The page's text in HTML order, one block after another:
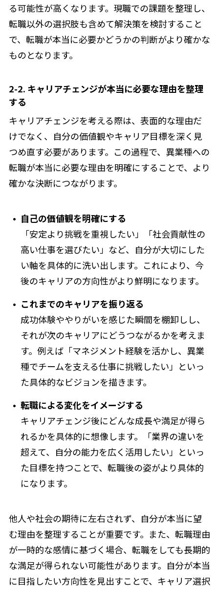
る可能性が高くなります。現職での課題を整理し、
転職以外の選択肢も含めて解決策を検討すること
で、転職が本当に必要かどうかの判断がより確かな
ものとなります。
2-2. キャリアチェンジが本当に必要な理由を整理
する
キャリアチェンジを考える際は、表面的な理由だ
けでなく、自分の価値観やキャリア目標を深く見
つめ直す必要があります。この過程で、異業種への
転職が本当に必要な理由を明確にすることで、より
確かな決断につながります。
自己の価値観を明確にする
「安定より挑戦を重視したい」「社会貢献性の
高い仕事を選びたい」など、自分が大切にした
い軸を具体的に洗い出します。これにより、今
後のキャリアの方向性がより鮮明になります。
これまでのキャリアを振り返る
成功体験ややりがいを感じた瞬間を棚卸しし、
それが次のキャリアにどうつながるかを考えま
す。例えば「マネジメント経験を活かし、異業
種でチームを支える仕事に挑戦したい」といっ
た具体的なビジョンを描きます。
転職による変化をイメージする
キャリアチェンジ後にどんな成長や満足が得ら
れるかを具体的に想像します。「業界の違いを
超えて、自分の能力を広く活用したい」といっ
た目標を持つことで、転職後の姿がより具体的
になります。
他人や社会の期待に左右されず、自分が本当に望
む理由を整理することが重要です。また、転職理由
が一時的な感情に基づく場合、転職をしても長期的
な満足が得られない可能性があります。自分が本当
に目指したい方向性を見出すことで、キャリア選択